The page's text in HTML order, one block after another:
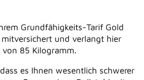
Grundfähigkeits-Tarif Gold
mitversichert und verlangt hier
85 Kilogramm.
es Ihnen wesentlich schwerer